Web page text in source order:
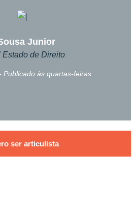
Publicado às quartas-feiras.
Junior
de Direito
ser articulista